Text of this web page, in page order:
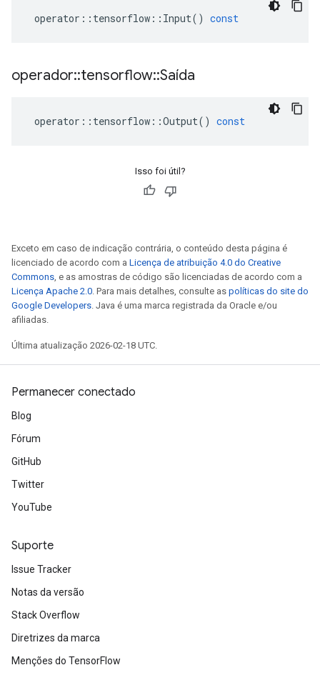
operator :: tensorflow :: Input() const
operador::tensorflow::Saída
operator :: tensorflow ::Output() const
Isso foi útil?
Exceto em caso de indicação contrária, o conteúdo desta página é
licenciado de acordo com a Licença de atribuição 4.0 do Creative
Commons, e as amostras de código são licenciadas de acordo com a
Licença Apache 2.0. Para mais detalhes, consulte as políticas do site do
Google Developers. Java é uma marca registrada da Oracle e/ou
afiliadas.
Última atualização 2026-02-18 UTC.
Permanecer conectado
Blog
Fórum
GitHub
Twitter
YouTube
Suporte
Issue Tracker
Notas da versão
Stack Overflow
Diretrizes da marca
Menções do TensorFlow